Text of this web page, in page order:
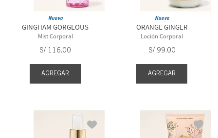
Nuevo
GINGHAM GORGEOUS
Mist Corporal
S/ 116.00
AGREGAR
Nuevo
ORANGE GINGER
Loción Corporal
S/ 99.00
AGREGAR